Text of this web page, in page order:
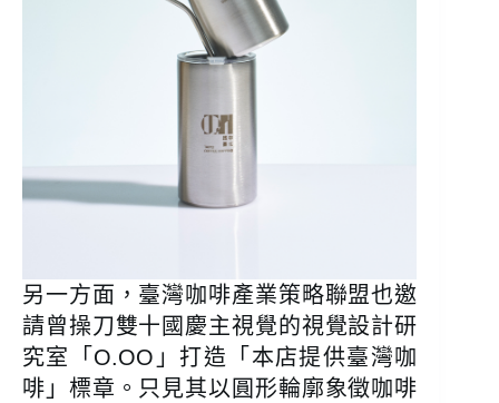
另一方面，臺灣咖啡產業策略聯盟也邀
請曾操刀雙十國慶主視覺的視覺設計研
究室「O.OO」打造「本店提供臺灣咖
啡」標章。只見其以圓形輪廓象徵咖啡